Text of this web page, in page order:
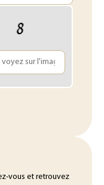
vous et retrouvez